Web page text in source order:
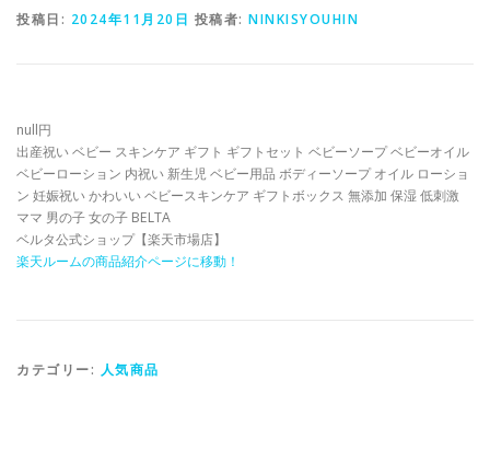
投稿日: 2024年11月20日 投稿者: NINKISYOUHIN
null円
出産祝い ベビー スキンケア ギフト ギフトセット ベビーソープ ベビーオイル
ベビーローション 内祝い 新生児 ベビー用品 ボディーソープ オイル ローショ
ン 妊娠祝い かわいい ベビースキンケア ギフトボックス 無添加 保湿 低刺激
ママ 男の子 女の子 BELTA
ベルタ公式ショップ【楽天市場店】
楽天ルームの商品紹介ページに移動！
カテゴリー: 人気商品